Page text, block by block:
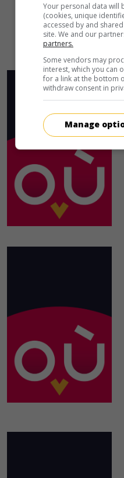
É.-U. 1996. Thriller
Kitaen,Shannon
Durée: 92 min.
Your personal data will
(cookies, unique
accessed by and
site. We and our
partners.
Some vendors may
interest, which you can
for a link at the bottom
withdraw consent in
Manage